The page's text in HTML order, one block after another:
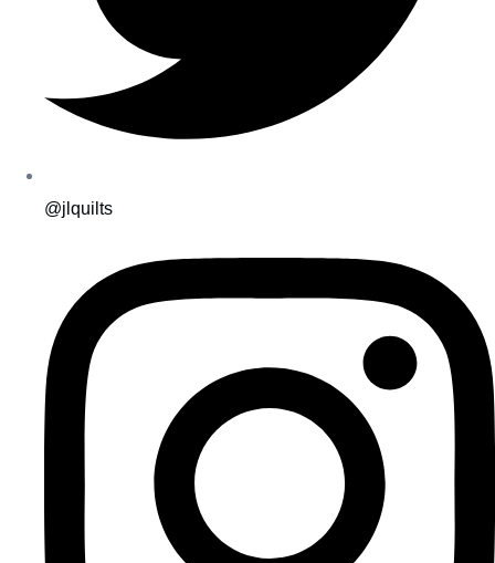
@jlquilts